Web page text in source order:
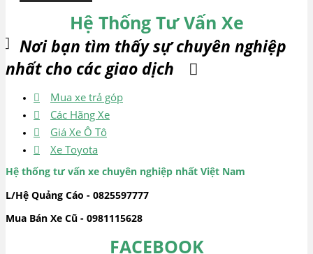
Hệ Thống Tư Vấn Xe
Nơi bạn tìm thấy sự chuyên nghiệp
nhất cho các giao dịch
Mua xe trả góp
Các Hãng Xe
Giá Xe Ô Tô
Xe Toyota
Hệ thống tư vấn xe chuyên nghiệp nhất Việt Nam
L/Hệ Quảng Cáo - 0825597777
Mua Bán Xe Cũ - 0981115628
FACEBOOK